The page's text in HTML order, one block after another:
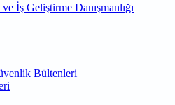
ve İş Geliştirme Danışmanlığı
Bültenleri